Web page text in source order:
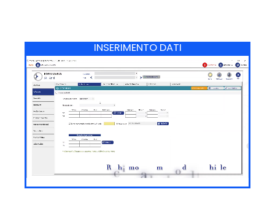
INSERIMENTO DATI